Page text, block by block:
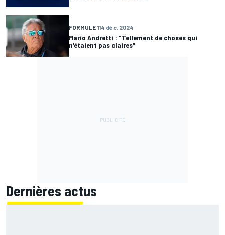
FORMULE 114 déc. 2024
Mario Andretti : "Tellement de choses qui
n'étaient pas claires"
Dernières actus